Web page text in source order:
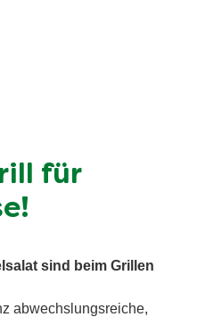
für
sind beim Grillen
abwechslungsreiche,